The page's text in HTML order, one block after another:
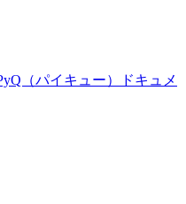
（パイキュー）ドキュメ